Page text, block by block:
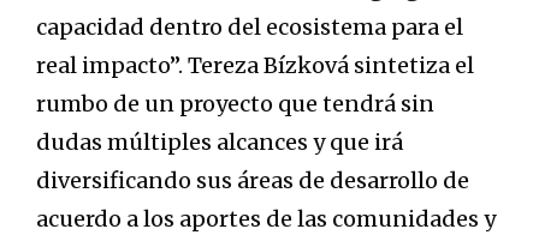
capacidad dentro del ecosistema para el
real impacto”. Tereza Bízková sintetiza el
rumbo de un proyecto que tendrá sin
dudas múltiples alcances y que irá
diversificando sus áreas de desarrollo de
acuerdo a los aportes de las comunidades y